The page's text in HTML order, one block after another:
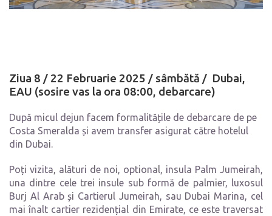
Ziua 8 / 22 Februarie 2025 / sâmbătă / Dubai,
EAU (sosire vas la ora 08:00, debarcare)
După micul dejun facem formalitățile de debarcare de pe
Costa Smeralda și avem transfer asigurat către hotelul
din Dubai.
Poți vizita, alături de noi, optional, insula Palm Jumeirah,
una dintre cele trei insule sub formă de palmier, luxosul
Burj Al Arab și Cartierul Jumeirah, sau Dubai Marina, cel
mai înalt cartier rezidențial din Emirate, ce este traversat